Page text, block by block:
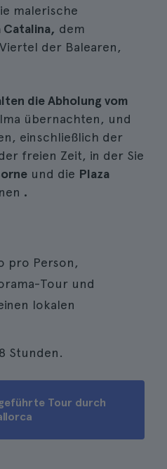
malerische
Catalina, dem
der Balearen,
die Abholung vom
übernachten, und
einschließlich der
freien Zeit, in der Sie
und die Plaza
.
pro Person,
Tour und
lokalen
Stunden.
Tour durch